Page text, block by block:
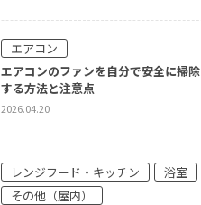
レンジフード・キッチン
浴室
その他（屋内）
【2025年度版】年末の大掃除のコツ
は？掃除のポイントや時短テクを解説
2024.10.10
エアコン
エアコンのファンを自分で安全に掃除
する方法と注意点
2026.04.20
レンジフード・キッチン
浴室
その他（屋内）